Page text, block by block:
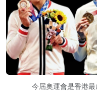
今屆奧運會是香港最